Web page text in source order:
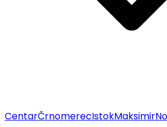
CentarČrnomerecIstokMaksimir